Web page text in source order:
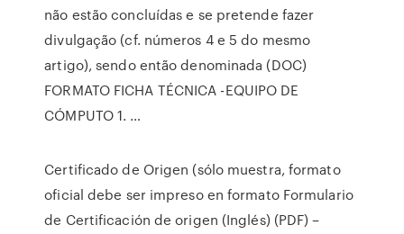
não estão concluídas e se pretende fazer
divulgação (cf. números 4 e 5 do mesmo
artigo), sendo então denominada (DOC)
FORMATO FICHA TÉCNICA -EQUIPO DE
CÓMPUTO 1. …
Certificado de Origen (sólo muestra, formato
oficial debe ser impreso en formato Formulario
de Certificación de origen (Inglés) (PDF) –